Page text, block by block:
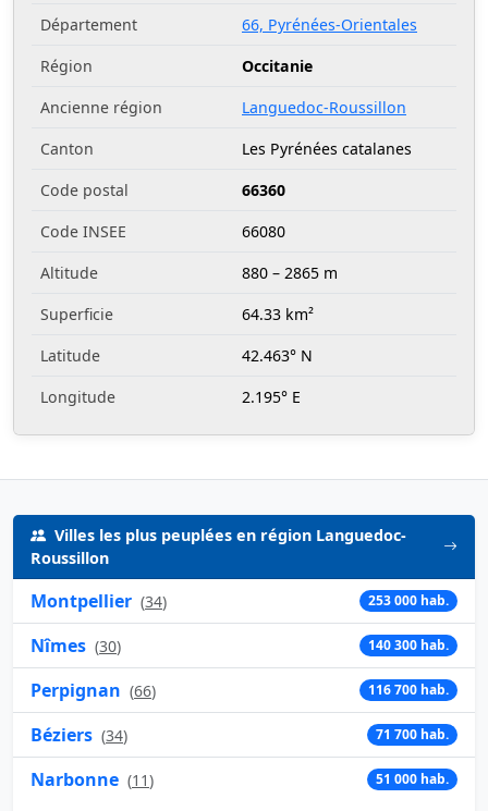
Département
66, Pyrénées-Orientales
Région
Occitanie
Ancienne région
Languedoc-Roussillon
Canton
Les Pyrénées catalanes
Code postal
66360
Code INSEE
66080
Altitude
880 – 2865 m
Superficie
64.33 km²
Latitude
42.463° N
Longitude
2.195° E
Villes les plus peuplées en région Languedoc-
Roussillon
Montpellier (34) 253 000 hab.
Nîmes (30) 140 300 hab.
Perpignan (66) 116 700 hab.
Béziers (34) 71 700 hab.
Narbonne (11) 51 000 hab.